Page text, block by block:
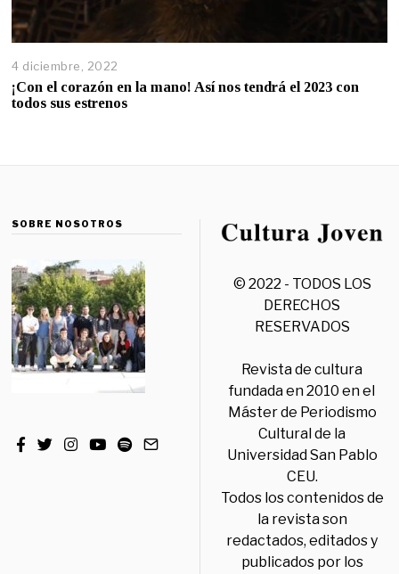
4 diciembre, 2022
¡Con el corazón en la mano! Así nos tendrá el 2023 con
todos sus estrenos
SOBRE NOSOTROS
© 2022 - TODOS LOS
DERECHOS
RESERVADOS
Revista de cultura
fundada en 2010 en el
Máster de Periodismo
Cultural de la
Universidad San Pablo
CEU.
Todos los contenidos de
la revista son
redactados, editados y
publicados por los